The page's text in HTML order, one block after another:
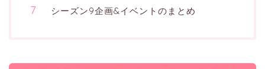
シーズン9企画&イベントのまとめ